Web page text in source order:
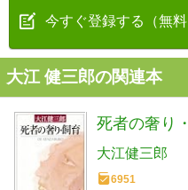
今すぐ登録する（無料
大江 健三郎の関連本
死者の奢り
大江健三郎
6951